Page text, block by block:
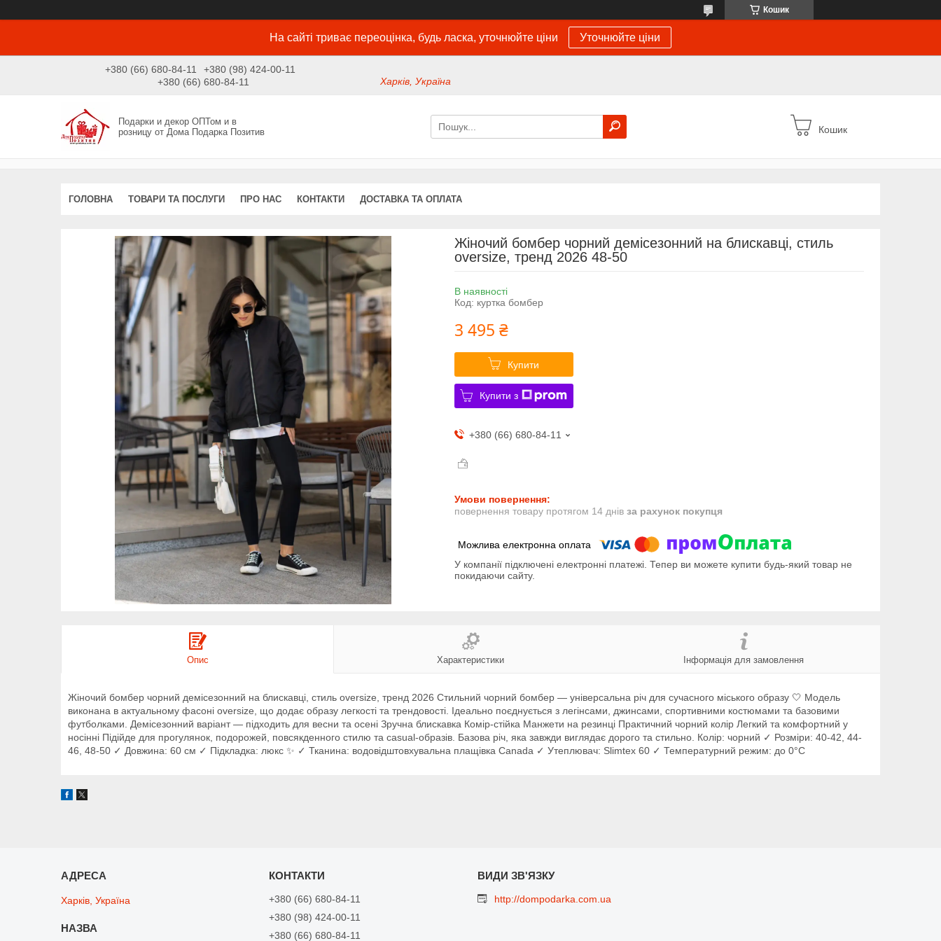
Кошик
На сайті триває переоцінка, будь ласка, уточнюйте ціни Уточнюйте ціни
+380 (66) 680-84-11
+380 (98) 424-00-11
+380 (66) 680-84-11
Харків, Україна
Подарки и декор ОПТом и в
розницу от Дома Подарка Позитив
Кошик
ГОЛОВНА ТОВАРИ ТА ПОСЛУГИ ПРО НАС КОНТАКТИ ДОСТАВКА ТА ОПЛАТА
Жіночий бомбер чорний демісезонний на блискавці, стиль
oversize, тренд 2026 48-50
В наявності
Код: куртка бомбер
3 495 ₴
Купити
Купити з
+380 (66) 680-84-11
повернення товару протягом 14 днів за рахунок покупця
У компанії підключені електронні платежі. Тепер ви можете купити будь-який товар не
покидаючи сайту.
Опис Характеристики Інформація для замовлення
Жіночий бомбер чорний демісезонний на блискавці, стиль oversize, тренд 2026 Стильний чорний бомбер — універсальна річ для сучасного міського образу 🤍 Модель
виконана в актуальному фасоні oversize, що додає образу легкості та трендовості. Ідеально поєднується з легінсами, джинсами, спортивними костюмами та базовими
футболками. Демісезонний варіант — підходить для весни та осені Зручна блискавка Комір-стійка Манжети на резинці Практичний чорний колір Легкий та комфортний у
носінні Підійде для прогулянок, подорожей, повсякденного стилю та casual-образів. Базова річ, яка завжди виглядає дорого та стильно. Колір: чорний ✓ Розміри: 40-42, 44-
46, 48-50 ✓ Довжина: 60 см ✓ Підкладка: люкс ✨ ✓ Тканина: водовідштовхувальна плащівка Canada ✓ Утеплювач: Slimtex 60 ✓ Температурний режим: до 0°C
Харків, Україна
+380 (66) 680-84-11
+380 (98) 424-00-11
+380 (66) 680-84-11
http://dompodarka.com.ua